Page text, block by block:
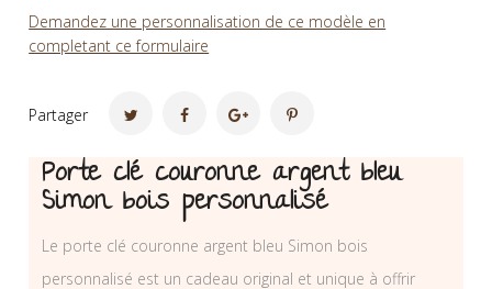
Demandez une personnalisation de ce modèle en
completant ce formulaire
Partager
Porte clé couronne argent bleu
Simon bois personnalisé
Le porte clé couronne argent bleu Simon bois
personnalisé est un cadeau original et unique à offrir